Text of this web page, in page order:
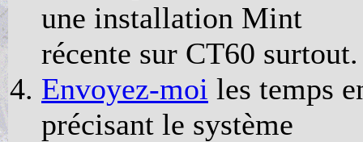
une installation Mint
récente sur CT60 surtout.
Envoyez-moi les temps
précisant le système